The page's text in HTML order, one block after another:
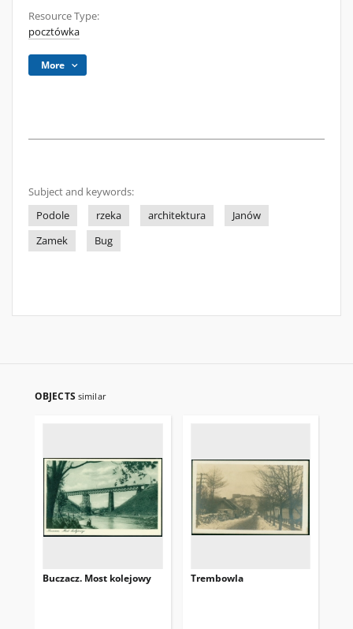
Resource Type:
pocztówka
More
Subject and keywords:
Podole
rzeka architektura
Janów
Zamek
Bug
OBJECTS similar
Buczacz. Most kolejowy Trembowla